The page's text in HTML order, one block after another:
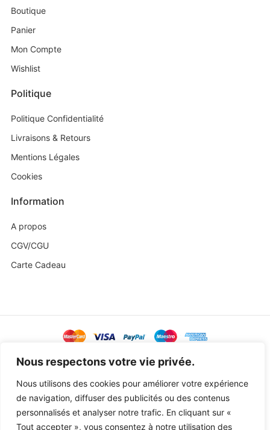
Nous respectons votre vie privée.
Nous utilisons des cookies pour améliorer votre expérience
de navigation, diffuser des publicités ou des contenus
personnalisés et analyser notre trafic. En cliquant sur «
Tout accepter », vous consentez à notre utilisation des
Boutique
Panier
Mon Compte
Wishlist
Politique
Politique Confidentialité
Livraisons & Retours
Mentions Légales
Cookies
Information
A propos
CGV/CGU
Carte Cadeau
@ Copyright 2023 Baby Sweetness byAgence Exoa